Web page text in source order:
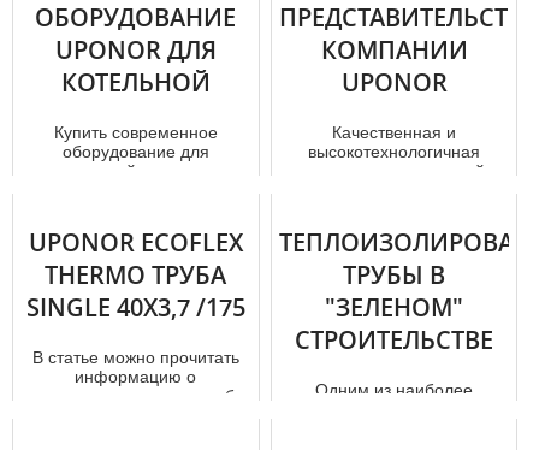
ОБОРУДОВАНИЕ
UPONOR ДЛЯ
КОТЕЛЬНОЙ
Купить современное
оборудование для
котельной можно на
тру...
КОМПАНИИ
UPONOR
Качественная и
высокотехнологичная
продукция знаменитой
UPONOR ECOFLEX
THERMO ТРУБА
SINGLE 40X3,7 /175
В статье можно прочитать
информацию о
теплоизолированных тpуба
ТРУБЫ В
"ЗЕЛЕНОМ"
СТРОИТЕЛЬСТВЕ
Одним из наиболее